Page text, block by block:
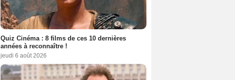
Quiz Cinéma : 8 films de ces 10 dernières
années à reconnaître !
jeudi 6 août 2026